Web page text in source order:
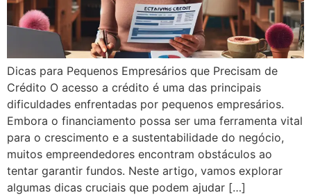
Dicas para Pequenos Empresários que Precisam de
Crédito O acesso a crédito é uma das principais
dificuldades enfrentadas por pequenos empresários.
Embora o financiamento possa ser uma ferramenta vital
para o crescimento e a sustentabilidade do negócio,
muitos empreendedores encontram obstáculos ao
tentar garantir fundos. Neste artigo, vamos explorar
algumas dicas cruciais que podem ajudar […]